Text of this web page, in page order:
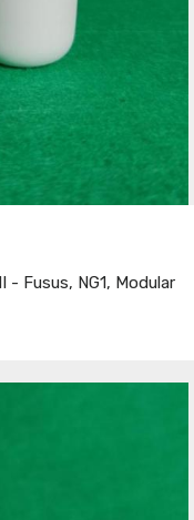
Fusus, NG1, Modular